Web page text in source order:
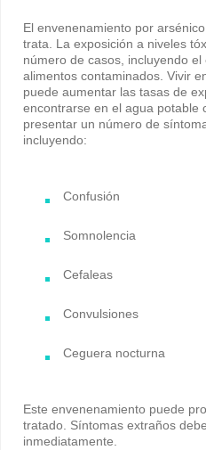
El envenenamiento por
trata. La exposición a niveles
número de casos, incluyendo
alimentos contaminados. Vivir
puede aumentar las tasas de
encontrarse en el agua potable
presentar un número de
incluyendo:
Confusión
Somnolencia
Cefaleas
Convulsiones
Ceguera nocturna
Este envenenamiento puede
tratado. Síntomas extraños
inmediatamente.